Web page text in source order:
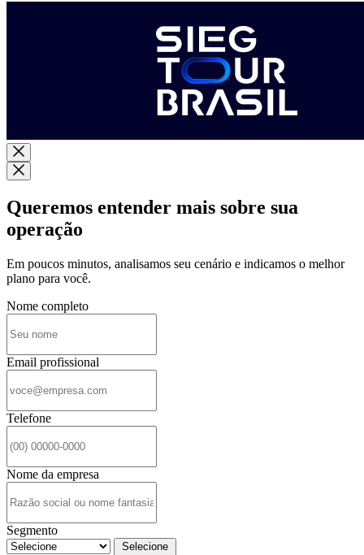
Queremos entender mais sobre sua
operação
Em poucos minutos, analisamos seu cenário e indicamos o melhor
plano para você.
Nome completo
Email profissional
Telefone
Nome da empresa
Segmento
Selecione